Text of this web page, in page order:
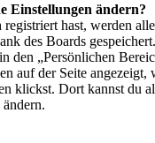
Einstellungen ändern?
hast, werden
des Boards
den „Persönlichen
auf der Seite angezeigt,
klickst. Dort kannst du